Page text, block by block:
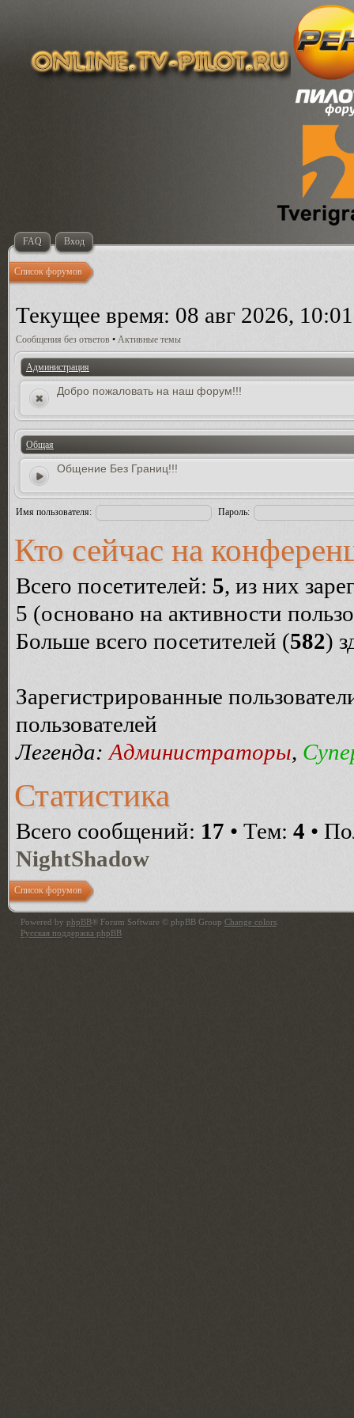
FAQ Вход
Список форумов
Текущее время: 08 авг 2026, 10:01
Сообщения без ответов • Активные темы
Администрация
Добро пожаловать на наш форум!!!
Общая
Общение Без Границ!!!
Имя пользователя: Пароль:
Кто сейчас на
Всего посетителей: 5, из них
5 (основано на активности
Больше всего посетителей (582)
Зарегистрированные
пользователей
Легенда: Администраторы,
Статистика
Всего сообщений: 17 • Тем: 4 •
NightShadow
Список форумов
Powered by phpBB® Forum Software © phpBB Group Change colors
Русская поддержка phpBB